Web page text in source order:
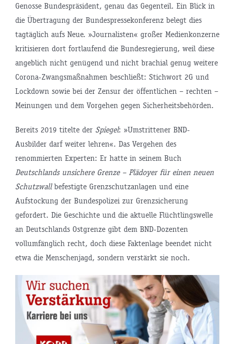
Genosse Bundespräsident, genau das Gegenteil. Ein Blick in
die Übertragung der Bundespressekonferenz belegt dies
tagtäglich aufs Neue. »Journalisten« großer Medienkonzerne
kritisieren dort fortlaufend die Bundesregierung, weil diese
angeblich nicht genügend und nicht brachial genug weitere
Corona-Zwangsmaßnahmen beschließt: Stichwort 2G und
Lockdown sowie bei der Zensur der öffentlichen – rechten –
Meinungen und dem Vorgehen gegen Sicherheitsbehörden.
Bereits 2019 titelte der Spiegel: »Umstrittener BND-
Ausbilder darf weiter lehren«. Das Vergehen des
renommierten Experten: Er hatte in seinem Buch
Deutschlands unsichere Grenze – Plädoyer für einen neuen
Schutzwallbefestigte Grenzschutzanlagen und eine
Aufstockung der Bundespolizei zur Grenzsicherung
gefordert. Die Geschichte und die aktuelle Flüchtlingswelle
an Deutschlands Ostgrenze gibt dem BND-Dozenten
vollumfänglich recht, doch diese Faktenlage beendet nicht
etwa die Menschenjagd, sondern verstärkt sie noch.